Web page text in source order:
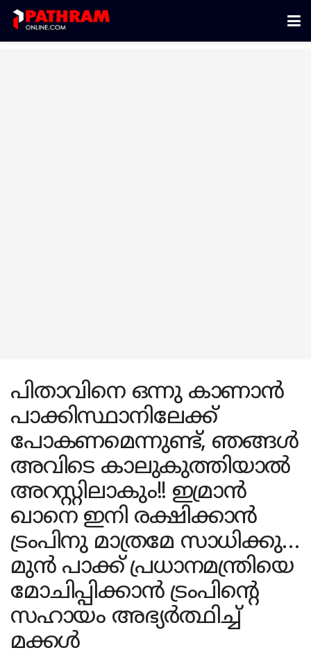
പിതാവിനെ ഒന്നു കാണാൻ
പാക്കിസ്ഥാനിലേക്ക്
പോകണമെന്നുണ്ട്, ഞങ്ങൾ
അവിടെ കാലുകുത്തിയാൽ
അറസ്റ്റിലാകും!! ഇമ്രാൻ
ഖാനെ ഇനി രക്ഷിക്കാൻ
ട്രംപിനു മാത്രമേ സാധിക്കു…
മുൻ പാക്ക് പ്രധാനമന്ത്രിയെ
മോചിപ്പിക്കാൻ ട്രംപിന്റെ
സഹായം അഭ്യർത്ഥിച്ച്
മക്കൾ